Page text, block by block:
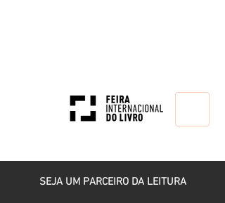
SEJA UM PARCEIRO DA LEITURA